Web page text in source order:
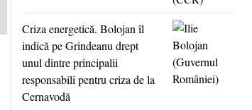
Criza energetică. Bolojan îl
indică pe Grindeanu drept
unul dintre principalii
responsabili pentru criza de la
Cernavodă